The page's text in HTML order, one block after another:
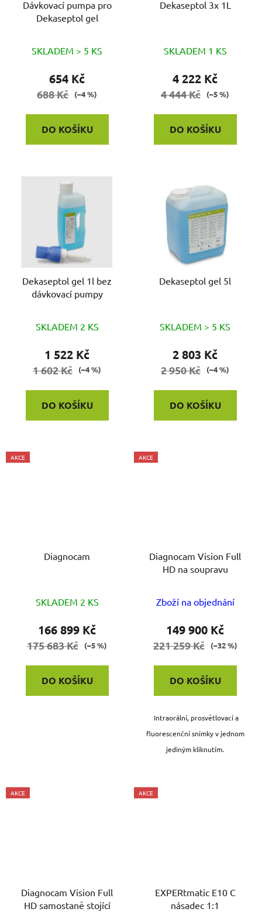
Dávkovací pumpa pro
Dekaseptol gel
hodnocení
produktu
je
5
SKLADEM > 5 KS
654 Kč
688 Kč (–4 %)
DO KOŠÍKU
Dekaseptol 3x 1L
SKLADEM 1 KS
4 222 Kč
4 444 Kč (–5 %)
DO KOŠÍKU
Dekaseptol gel 1l bez
dávkovací pumpy
SKLADEM 2 KS
1 522 Kč
1 602 Kč (–4 %)
DO KOŠÍKU
Dekaseptol gel 5l
SKLADEM > 5 KS
2 803 Kč
2 950 Kč (–4 %)
DO KOŠÍKU
AKCE
Diagnocam
SKLADEM 2 KS
166 899 Kč
175 683 Kč (–5 %)
DO KOŠÍKU
AKCE
Diagnocam Vision Full
HD na soupravu
Zboží na objednání
149 900 Kč
221 259 Kč (–32 %)
DO KOŠÍKU
Intraorální, prosvětlovací a
fluorescenční snímky v jednom
jediným kliknutím.
AKCE
Diagnocam Vision Full
HD samostaně stojící
AKCE
EXPERtmatic E10 C
násadec 1:1